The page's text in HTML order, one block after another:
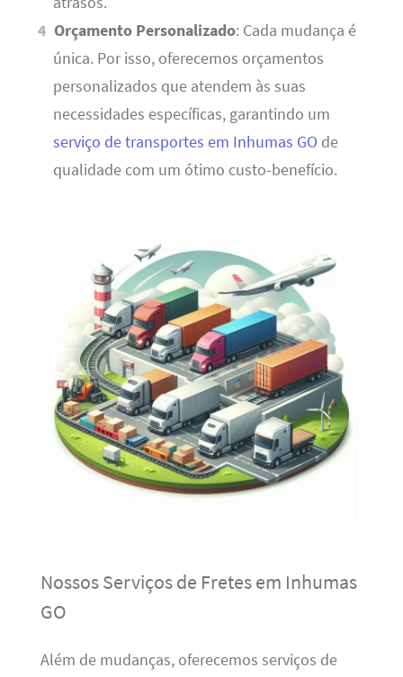
Orçamento Personalizado: Cada mudança é
única. Por isso, oferecemos orçamentos
personalizados que atendem às suas
necessidades específicas, garantindo um
serviço de transportes em Inhumas GO de
qualidade com um ótimo custo-benefício.
Nossos Serviços de Fretes em Inhumas
GO
Além de mudanças, oferecemos serviços de